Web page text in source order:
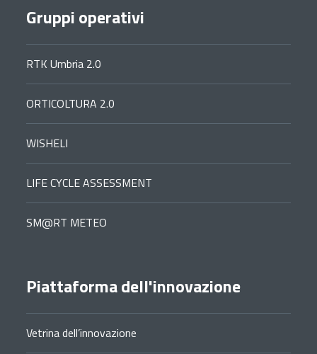
Gruppi operativi
RTK Umbria 2.0
ORTICOLTURA 2.0
WISHELI
LIFE CYCLE ASSESSMENT
SM@RT METEO
Piattaforma dell'innovazione
Vetrina dell’innovazione